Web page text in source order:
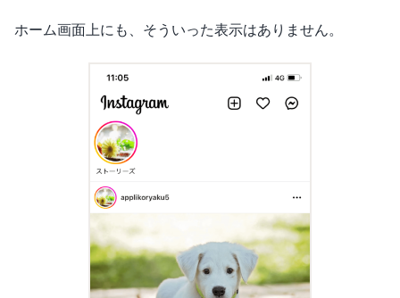
ホーム画面上にも、そういった表示はありません。